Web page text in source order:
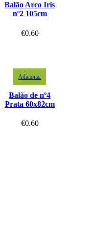
Balão Arco Iris
nº2 105cm
€0.60
Adicionar
Balão de nº4
Prata 60x82cm
€0.60